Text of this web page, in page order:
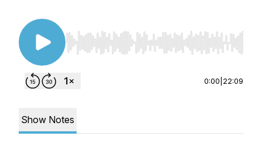
Use Left/Right to seek, Home/End to jump to
0:00 22:09
Show Notes